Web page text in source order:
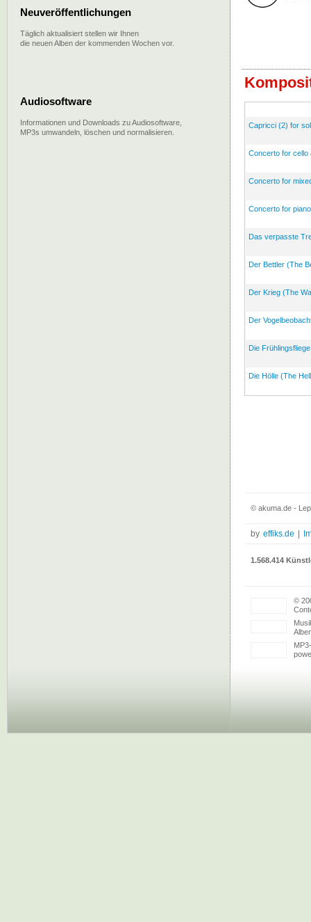
Capricci (2) for
Concerto for cello
Concerto for
Concerto for
Das verpasste
Der Bettler (The
Der Krieg (The
Der
Die
Die Hölle (The
Neuveröffentlichungen
Täglich aktualisiert stellen wir Ihnen
die neuen Alben der kommenden Wochen vor.
Audiosoftware
Informationen und Downloads zu Audiosoftware,
MP3s umwandeln, löschen und normalisieren.
© akuma.de -
by effiks.de
1.568.414
©